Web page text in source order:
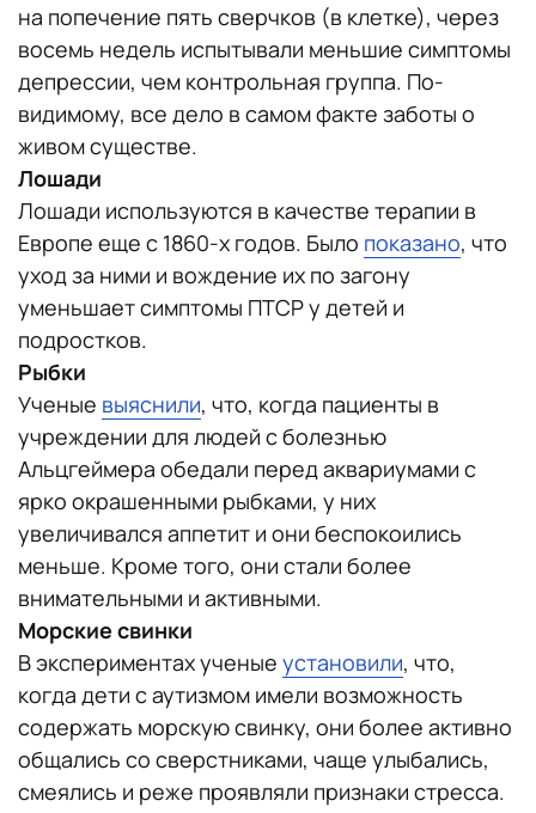
на попечение пять сверчков (в клетке), через
восемь недель испытывали меньшие симптомы
депрессии, чем контрольная группа. По-
видимому, все дело в самом факте заботы о
живом существе.
Лошади
Лошади используются в качестве терапии в
Европе еще с 1860-х годов. Было показано, что
уход за ними и вождение их по загону
уменьшает симптомы ПТСР у детей и
подростков.
Рыбки
Ученые выяснили, что, когда пациенты в
учреждении для людей с болезнью
Альцгеймера обедали перед аквариумами с
ярко окрашенными рыбками, у них
увеличивался аппетит и они беспокоились
меньше. Кроме того, они стали более
внимательными и активными.
Морские свинки
В экспериментах ученые установили, что,
когда дети с аутизмом имели возможность
содержать морскую свинку, они более активно
общались со сверстниками, чаще улыбались,
смеялись и реже проявляли признаки стресса.